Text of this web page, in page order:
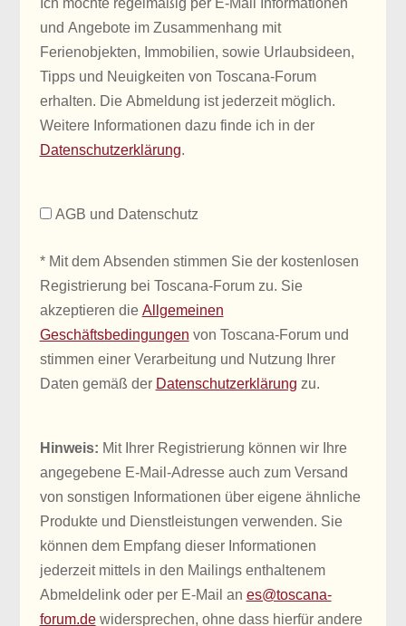
Ich möchte regelmäßig per E-Mail Informationen
und Angebote im Zusammenhang mit
Ferienobjekten, Immobilien, sowie Urlaubsideen,
Tipps und Neuigkeiten von Toscana-Forum
erhalten. Die Abmeldung ist jederzeit möglich.
Weitere Informationen dazu finde ich in der
Datenschutzerklärung.
AGB und Datenschutz
* Mit dem Absenden stimmen Sie der kostenlosen
Registrierung bei Toscana-Forum zu. Sie
akzeptieren die Allgemeinen
Geschäftsbedingungen von Toscana-Forum und
stimmen einer Verarbeitung und Nutzung Ihrer
Daten gemäß der Datenschutzerklärung zu.
Hinweis: Mit Ihrer Registrierung können wir Ihre
angegebene E-Mail-Adresse auch zum Versand
von sonstigen Informationen über eigene ähnliche
Produkte und Dienstleistungen verwenden. Sie
können dem Empfang dieser Informationen
jederzeit mittels in den Mailings enthaltenem
Abmeldelink oder per E-Mail an es@toscana-
forum.dewidersprechen, ohne dass hierfür andere